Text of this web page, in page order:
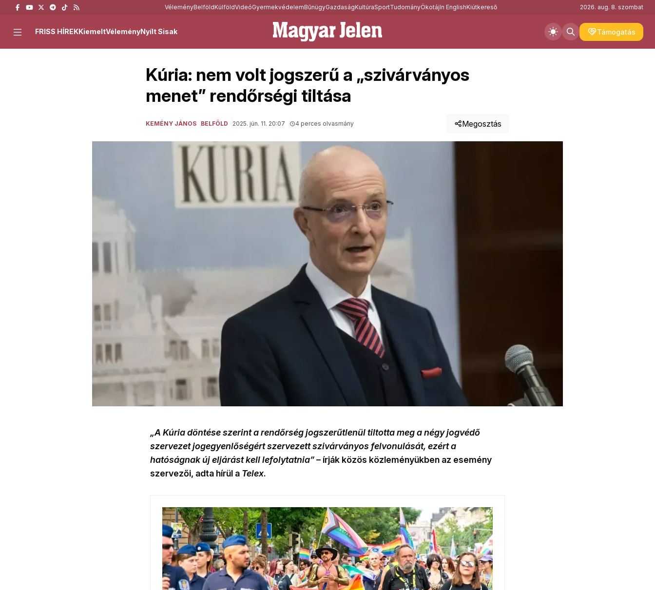
VéleményBelföldKülföldVideóGyermekvédelemBűnügyGazdaságKultúraSportTudományÖkotájIn EnglishKiútkereső 2026. aug. 8. szombat
Támogatás
FRISS HÍREKKiemeltVéleményNyílt Sisak
Kúria: nem volt jogszerű a „szivárványos
menet” rendőrségi tiltása
KEMÉNY JÁNOS BELFÖLD 2025. jún. 11. 20:07 4 perces olvasmány Megosztás
„A Kúria döntése szerint a rendőrség jogszerűtlenül tiltotta meg a négy jogvédő
szervezet jogegyenlőségért szervezett szivárványos felvonulását, ezért a
hatóságnak új eljárást kell lefolytatnia”– írják közös közleményükben az esemény
szervezői, adta hírül a Telex.